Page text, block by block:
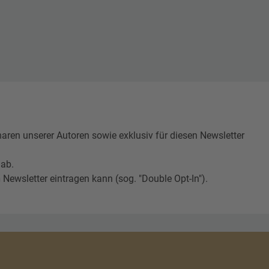
unserer Autoren sowie exklusiv für diesen Newsletter
eintragen kann (sog. "Double Opt-In").